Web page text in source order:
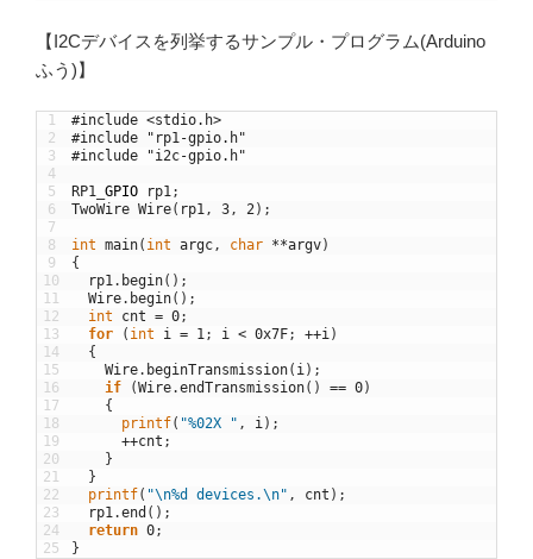
【I2Cデバイスを列挙するサンプル・プログラム(Arduino
ふう)】
1
2
3
4
5
6
7
8
9
10
11
12
13
14
15
16
17
18
19
20
21
22
23
24
25
#include <stdio.h>
#include "rp1-gpio.h"
#include "i2c-gpio.h"
RP1 GPIO rp1;
TwoWire Wire( rp1, 3, 2) ;
int main( int argc, char **argv)
{
rp1. begin( ) ;
Wire. begin( ) ;
int
cnt = 0;
for
( int i = 1; i < 0x7F; ++i)
{
Wire. beginTransmission( i) ;
if
(Wire.endTransmission( ) == 0)
{
printf( "%02X " , i) ;
++cnt ;
}
}
printf( "\n%d devices.\n" , cnt ) ;
rp1.end ( ) ;
return 0;
}